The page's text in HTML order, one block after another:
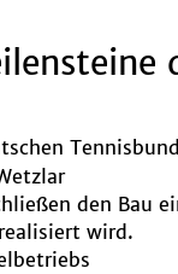
den Bau
wird.